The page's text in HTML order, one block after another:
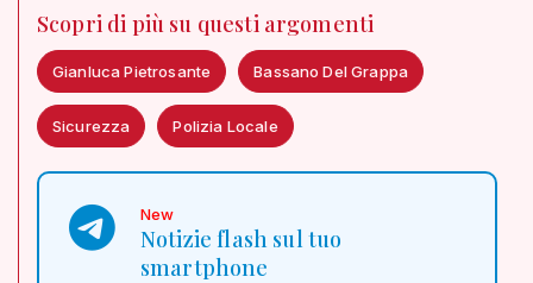
Scopri di più su questi argomenti
Gianluca Pietrosante Bassano Del Grappa
Sicurezza Polizia Locale
New
Notizie flash sul tuo
smartphone